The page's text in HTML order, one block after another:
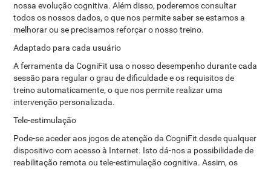
nossa evolução cognitiva. Além disso, poderemos consultar
todos os nossos dados, o que nos permite saber se estamos a
melhorar ou se precisamos reforçar o nosso treino.
Adaptado para cada usuário
A ferramenta da CogniFit usa o nosso desempenho durante cada
sessão para regular o grau de dificuldade e os requisitos de
treino automaticamente, o que nos permite realizar uma
intervenção personalizada.
Tele-estimulação
Pode-se aceder aos jogos de atenção da CogniFit desde qualquer
dispositivo com acesso à Internet. Isto dá-nos a possibilidade de
reabilitação remota ou tele-estimulação cognitiva. Assim, os